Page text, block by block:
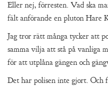
Eller nej, förresten. Vad ska
fält anförande en pluton Hare
Jag tror rätt många tycker att
samma vilja att stå på vanliga
för att utplåna gängen och
Det har polisen inte gjort. Och